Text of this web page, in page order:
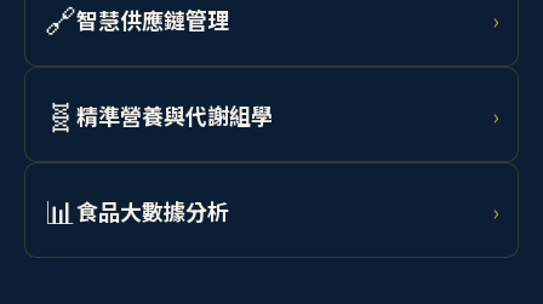
析。
🔗智慧供應鏈管理 ›
學習 AI 需求預測、RFID 追蹤、區塊鏈溯源與物聯網監
🧬 精準營養與代謝組學 ›
結合腸道微生物體分析、代謝組學資料與 AI 模型，為個
📊食品大數據分析 ›
學習 Python、R 語言、RSM 實驗設計、機器學習與統計